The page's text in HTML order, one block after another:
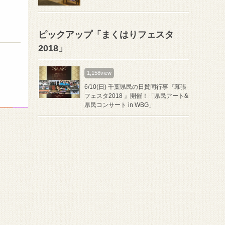
ピックアップ「まくはりフェスタ
2018」
1,158view
6/10(日) 千葉県民の日賛同行事『幕張
フェスタ2018 』開催！「県民アート&
県民コンサート in WBG」